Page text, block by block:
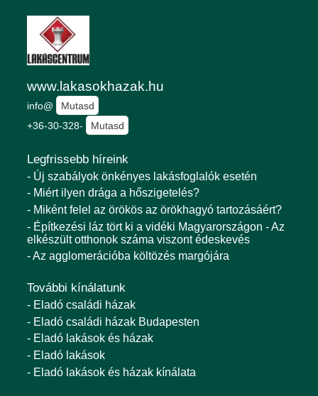
www.lakasokhazak.hu
info@
Mutasd
+36-30-328-
Mutasd
Legfrissebb híreink
- Új szabályok önkényes lakásfoglalók esetén
- Miért ilyen drága a hőszigetelés?
- Miként felel az örökös az örökhagyó tartozásáért?
- Építkezési láz tört ki a vidéki Magyarországon - Az
elkészült otthonok száma viszont édeskevés
- Az agglomerációba költözés margójára
További kínálatunk
- Eladó családi házak
- Eladó családi házak Budapesten
- Eladó lakások és házak
- Eladó lakások
- Eladó lakások és házak kínálata